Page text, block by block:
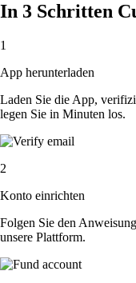
In 3 Schritten
1
App herunterladen
Laden Sie die App,
legen Sie in Minuten los.
2
Konto einrichten
Folgen Sie den
unsere Plattform.